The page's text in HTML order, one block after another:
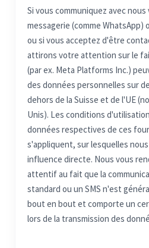
Si vous communiquez avec
messagerie (comme WhatsApp)
ou si vous acceptez d'être
attirons votre attention sur le
(par ex. Meta Platforms Inc.)
des données personnelles sur
dehors de la Suisse et de l'UE
Unis). Les conditions
données respectives de ces
s'appliquent, sur lesquelles
influence directe. Nous vous
attentif au fait que la
standard ou un SMS n'est
bout en bout et comporte un
lors de la transmission des